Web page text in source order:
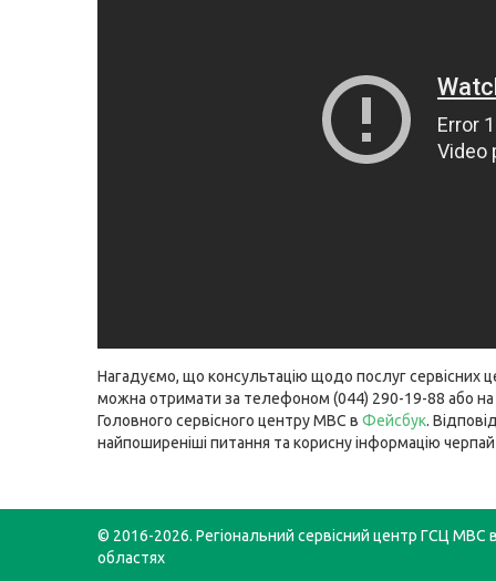
Нагадуємо, що консультацію щодо послуг сервісних
можна отримати за телефоном (044) 290-19-88 або на
Головного сервісного центру МВС в Фейсбук.
найпоширеніші питання та корисну інформацію
© 2016-2026. Регіональний сервісний центр ГСЦ МВС
областях